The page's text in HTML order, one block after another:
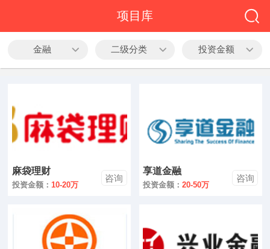
项目库
金融 二级分类 投资金额
麻袋理财
投资金额： 10-20万
咨询
享道金融
投资金额：20-50万
咨询
教育
休闲
服务
家居